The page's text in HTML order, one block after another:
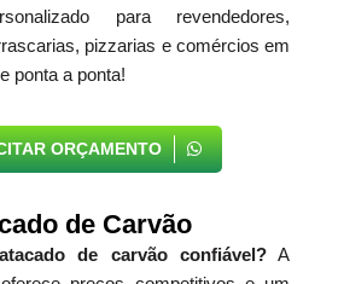
para revendedores,
pizzarias e comércios em
ponta a ponta!
ORÇAMENTO
de Carvão
atacado de carvão confiável?A